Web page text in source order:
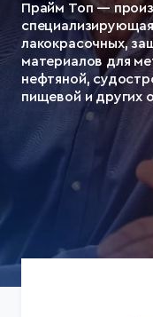
Прайм Топ —
лакокрасочных,
материалов для
нефтяной,
пищевой и других